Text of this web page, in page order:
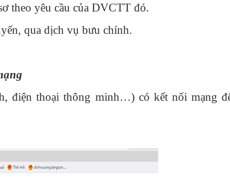
theo yêu cầu của DVCTT đó.
qua dịch vụ bưu chính.
điện thoại thông minh…) có kết nối mạng